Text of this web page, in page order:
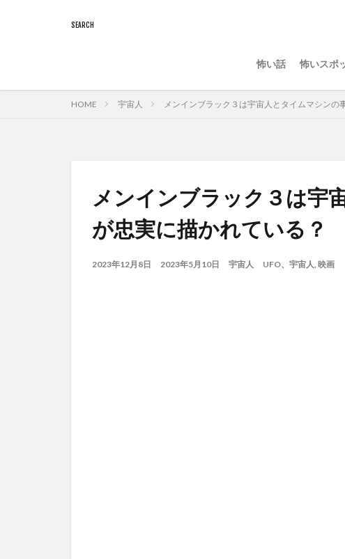
怖い話 怖いスポ
HOME 宇宙人 メンインブラック３は宇宙人とタイムマシンの
メンインブラック３は宇
が忠実に描かれている？
2023年12月8日 2023年5月10日 宇宙人 UFO、宇宙人, 映画